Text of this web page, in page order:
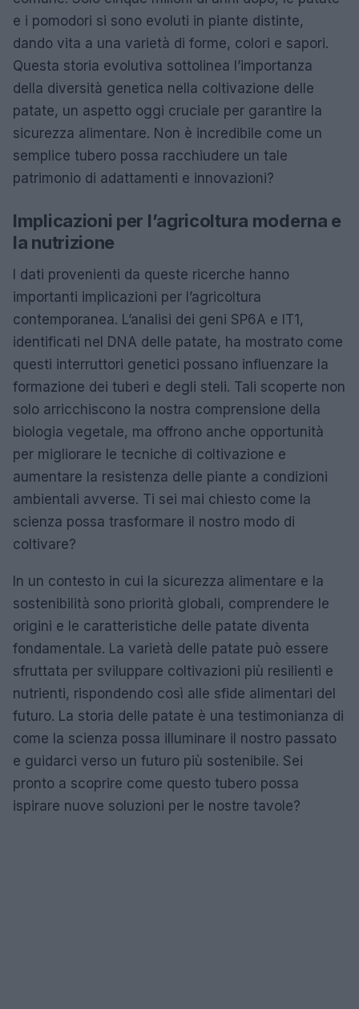
e i pomodori si sono evoluti in piante distinte,
dando vita a una varietà di forme, colori e sapori.
Questa storia evolutiva sottolinea l’importanza
della diversità genetica nella coltivazione delle
patate, un aspetto oggi cruciale per garantire la
sicurezza alimentare. Non è incredibile come un
semplice tubero possa racchiudere un tale
patrimonio di adattamenti e innovazioni?
Implicazioni per l’agricoltura moderna e
la nutrizione
I dati provenienti da queste ricerche hanno
importanti implicazioni per l’agricoltura
contemporanea. L’analisi dei geni SP6A e IT1,
identificati nel DNA delle patate, ha mostrato come
questi interruttori genetici possano influenzare la
formazione dei tuberi e degli steli. Tali scoperte non
solo arricchiscono la nostra comprensione della
biologia vegetale, ma offrono anche opportunità
per migliorare le tecniche di coltivazione e
aumentare la resistenza delle piante a condizioni
ambientali avverse. Ti sei mai chiesto come la
scienza possa trasformare il nostro modo di
coltivare?
In un contesto in cui la sicurezza alimentare e la
sostenibilità sono priorità globali, comprendere le
origini e le caratteristiche delle patate diventa
fondamentale. La varietà delle patate può essere
sfruttata per sviluppare coltivazioni più resilienti e
nutrienti, rispondendo così alle sfide alimentari del
futuro. La storia delle patate è una testimonianza di
come la scienza possa illuminare il nostro passato
e guidarci verso un futuro più sostenibile. Sei
pronto a scoprire come questo tubero possa
ispirare nuove soluzioni per le nostre tavole?